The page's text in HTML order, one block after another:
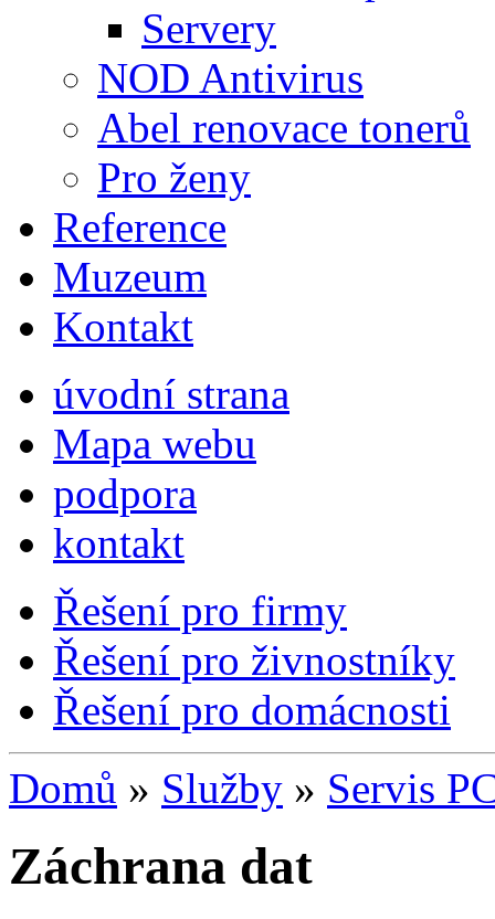
Servery
NOD Antivirus
Abel renovace tonerů
Pro ženy
Reference
Muzeum
Kontakt
úvodní strana
Mapa webu
podpora
kontakt
Řešení pro firmy
Řešení pro živnostníky
Řešení pro domácnosti
Domů » Služby » Servis
Záchrana dat